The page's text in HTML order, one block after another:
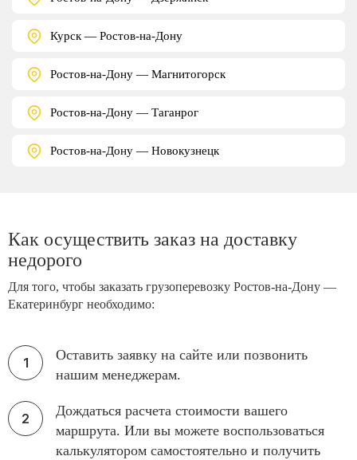
Курск — Ростов-на-Дону
Ростов-на-Дону — Магнитогорск
Ростов-на-Дону — Таганрог
Ростов-на-Дону — Новокузнецк
Как осуществить заказ на доставку
недорого
Для того, чтобы заказать грузоперевозку Ростов-на-Дону —
Екатеринбург необходимо:
Оставить заявку на сайте или позвонить
нашим менеджерам.
Дождаться расчета стоимости вашего
маршрута. Или вы можете воспользоваться
калькулятором самостоятельно и получить